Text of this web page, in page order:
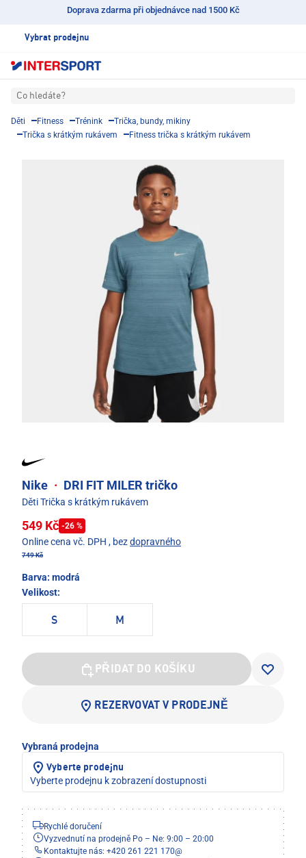
Doprava zdarma při objednávce nad 1500 Kč
Vybrat prodejnu
Co hledáte?
Děti Fitness Trénink
Trička, bundy, mikiny
Trička s krátkým rukávem
Fitness trička s krátkým rukávem
Nike · DRI FIT MILER tričko
Děti Trička s krátkým rukávem
549 Kč -26 %
Online cena vč. DPH , bezdopravného
749 Kč
Barva: modrá
Velikost:
S M
PŘIDAT DO KOŠÍKU
REZERVOVAT V PRODEJNĚ
Vybraná prodejna
Vyberte prodejnu
Vyberte prodejnu k zobrazení dostupnosti
Rychlé doručení
Vyzvednutí na prodejně Po – Ne: 9:00 – 20:00
Kontaktujte nás: +420 261 221 170@